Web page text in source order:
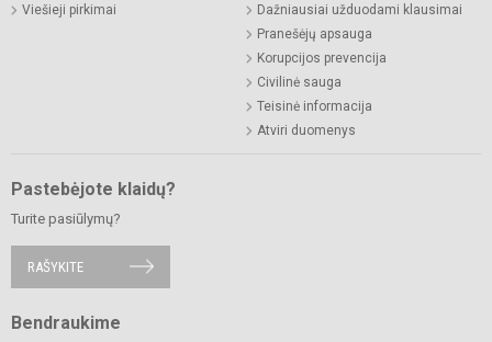
Viešieji pirkimai
Dažniausiai užduodami klausimai
Pranešėjų apsauga
Korupcijos prevencija
Civilinė sauga
Teisinė informacija
Atviri duomenys
Pastebėjote klaidų?
Turite pasiūlymų?
RAŠYKITE
Bendraukime